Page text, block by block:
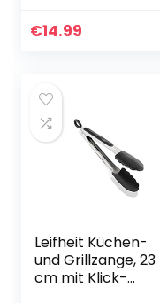
Suppenschalen |
€14.99
Leifheit Küchen-
und Grillzange, 23
cm mit Klick-